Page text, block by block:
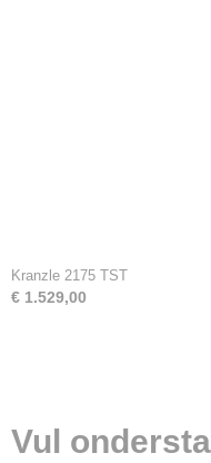
Kranzle 2175 TST
€ 1.529,00
Vul